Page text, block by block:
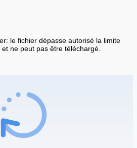
le fichier dépasse autorisé la limite
ne peut pas être téléchargé.